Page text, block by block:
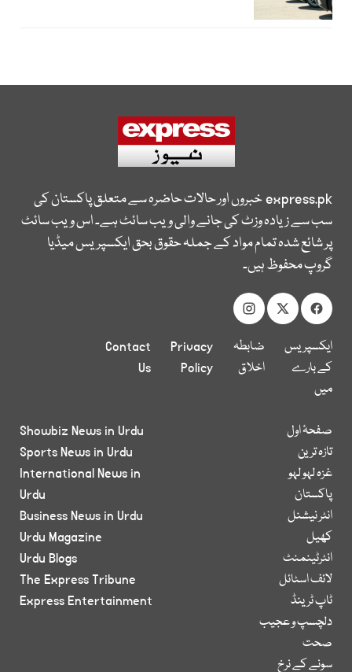
express.pkخبروں اور حالات حاضرہ سے متعلق پاکستان کی
سب سے زیادہ وزٹ کی جانے والی ویب سائٹ ہے۔ اس ویب سائٹ
پر شائع شدہ تمام مواد کے جملہ حقوق بحق ایکسپریس میڈیا
گروپ محفوظ ہیں۔
ایکسپریس
کے بارے
میں
ضابطہ
اخلاق
Privacy
Policy
Contact
Us
صفحۂ اول
تازہ ترین
غزہ لہو لہو
پاکستان
انٹر نیشنل
کھیل
انٹرٹینمنٹ
لائف اسٹائل
ٹاپ ٹرینڈ
دلچسپ و عجیب
صحت
سونے کے نرخ
Showbiz News in Urdu
Sports News in Urdu
International News in
Urdu
Business News in Urdu
Urdu Magazine
Urdu Blogs
The Express Tribune
Express Entertainment